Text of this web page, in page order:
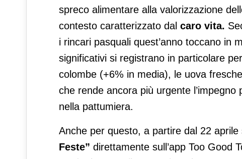
spreco alimentare alla valorizzazione
contesto caratterizzato dal caro vita.
i rincari pasquali quest’anno toccano in
significativi si registrano in particolare
colombe (+6% in media), le uova
che rende ancora più urgente
nella pattumiera.
Anche per questo, a partire dal 22 aprile
Feste” direttamente sull’app Too Good